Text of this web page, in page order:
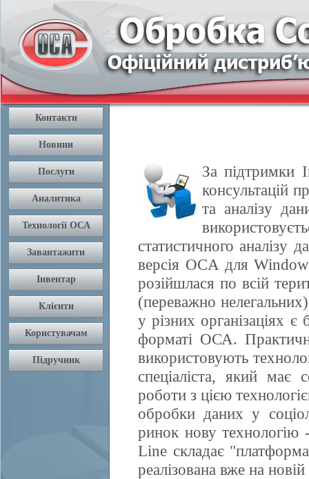
За підтримки
консультацій
та аналізу
статистичного
версія OCA для
розійшлася по всій
(переважно
у різних організаціях є
форматі ОСА.
використовують
спеціаліста, який має
роботи з цією
обробки даних у
ринок нову
Line складає
реалізована вже на